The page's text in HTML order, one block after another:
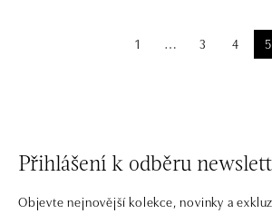
1 ⋯ 3 4 5
Přihlášení k odběru
Objevte nejnovější kolekce, novinky a